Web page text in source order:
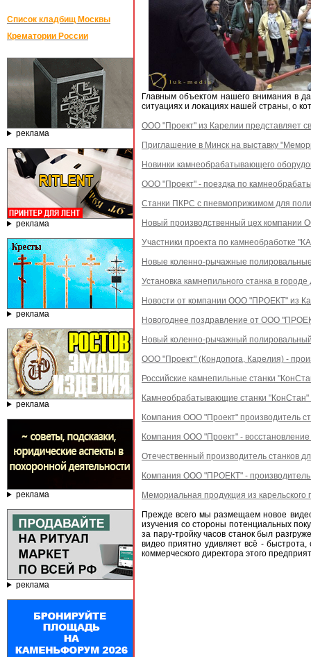
Список кладбищ Москвы
Крематории России
реклама
реклама
реклама
реклама
реклама
реклама
Главным объектом нашего внимания в
ситуациях и локациях нашей страны, о
ООО "Проект" из Карелии представляет
Приглашение в Минск на выставку
Новинки камнеобрабатывающего
ООО "Проект" - поездка по
Станки ПКРС с пневмоприжимом для
Новый производственный цех компании
Участники проекта по камнеобработке
Новые коленно-рычажные
Установка камнепильного станка в
Новости от компании ООО "ПРОЕКТ" из
Новогоднее поздравление от ООО
Новый коленно-рычажный
ООО "Проект" (Кондопога, Карелия) -
Российские камнепильные станки
Камнеобрабатывающие станки
Компания ООО "Проект" производитель
Компания ООО "Проект" -
Отечественный производитель станков
Компания ООО "ПРОЕКТ" - производитель
Мемориальная продукция из
Прежде всего мы размещаем новое
изучения со стороны потенциальных
за пару-тройку часов станок был
видео приятно удивляет всё -
коммерческого директора этого